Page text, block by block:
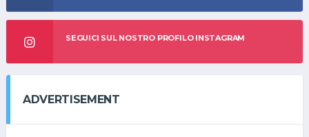
SEGUICI SUL NOSTRO PROFILO INSTAGRAM
ADVERTISEMENT